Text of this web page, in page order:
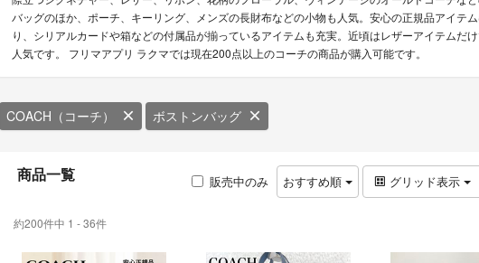
バッグのほか、ポーチ、キーリング、メンズの長財布などの小物も人気。安心の正規品アイテ
り、シリアルカードや箱などの付属品が揃っているアイテムも充実。近頃はレザーアイテムだ
人気です。 フリマアプリ ラクマでは現在200点以上のコーチの商品が購入可能です。
COACH（コーチ） ボストンバッグ
商品一覧 販売中のみ おすすめ順 グリッド表示
約200件中 1 - 36件